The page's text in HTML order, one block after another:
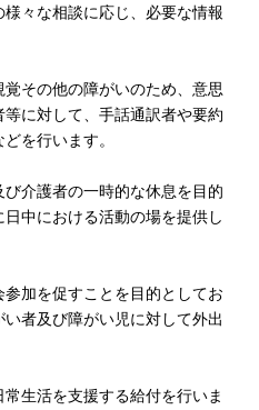
々な相談に応じ、必要な情報
その他の障がいのため、意思
に対して、手話通訳者や要約
を行います。
介護者の一時的な休息を目的
中における活動の場を提供し
加を促すことを目的としてお
者及び障がい児に対して外出
生活を支援する給付を行いま